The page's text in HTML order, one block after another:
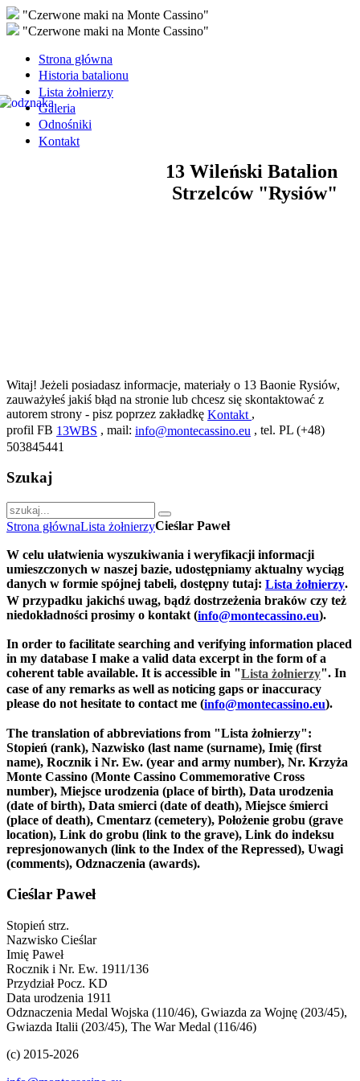
"Czerwone maki na Monte Cassino"
"Czerwone maki na Monte Cassino"
Strona główna
Historia batalionu
Lista żołnierzy
Galeria
Odnośniki
Kontakt
13 Wileński Batalion
Strzelców "Rysiów"
Witaj! Jeżeli posiadasz informacje, materiały o 13 Baonie Rysiów,
zauważyłeś jakiś błąd na stronie lub chcesz się skontaktować z
autorem strony - pisz poprzez zakładkę Kontakt ,
profil FB 13WBS , mail: info@montecassino.eu , tel. PL (+48)
503845441
Szukaj
Strona głównaLista żołnierzyCieślar Paweł
W celu ułatwienia wyszukiwania i weryfikacji informacji
umieszczonych w naszej bazie, udostępniamy aktualny wyciąg
danych w formie spójnej tabeli, dostępny tutaj: Lista żołnierzy.
W przypadku jakichś uwag, bądź dostrzeżenia braków czy też
niedokładności prosimy o kontakt (info@montecassino.eu).
In order to facilitate searching and verifying information placed
in my database I make a valid data excerpt in the form of a
coherent table available. It is accessible in "Lista żołnierzy". In
case of any remarks as well as noticing gaps or inaccuracy
please do not hesitate to contact me (info@montecassino.eu).
The translation of abbreviations from "Lista żołnierzy":
Stopień (rank), Nazwisko (last name (surname), Imię (first
name), Rocznik i Nr. Ew. (year and army number), Nr. Krzyża
Monte Cassino (Monte Cassino Commemorative Cross
number), Miejsce urodzenia (place of birth), Data urodzenia
(date of birth), Data smierci (date of death), Miejsce śmierci
(place of death), Cmentarz (cemetery), Położenie grobu (grave
location), Link do grobu (link to the grave), Link do indeksu
represjonowanych (link to the Index of the Repressed), Uwagi
(comments), Odznaczenia (awards).
Cieślar Paweł
Stopień strz.
Nazwisko Cieślar
Imię Paweł
Rocznik i Nr. Ew. 1911/136
Przydział Pocz. KD
Data urodzenia 1911
Odznaczenia Medal Wojska (110/46), Gwiazda za Wojnę (203/45),
Gwiazda Italii (203/45), The War Medal (116/46)
(c) 2015-2026